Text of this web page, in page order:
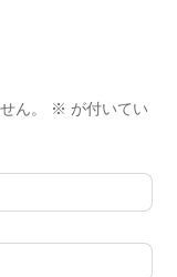
ん。 ※ が付いてい